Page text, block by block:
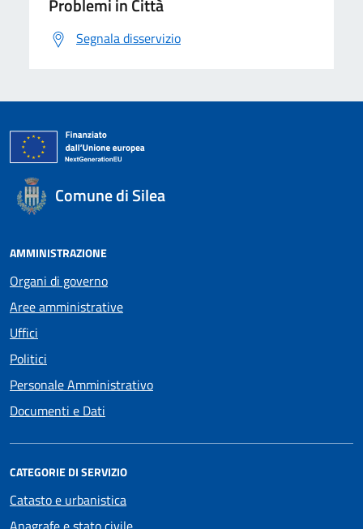
Problemi in Città
Segnala disservizio
Comune di Silea
AMMINISTRAZIONE
Organi di governo
Aree amministrative
Uffici
Politici
Personale Amministrativo
Documenti e Dati
CATEGORIE DI SERVIZIO
Catasto e urbanistica